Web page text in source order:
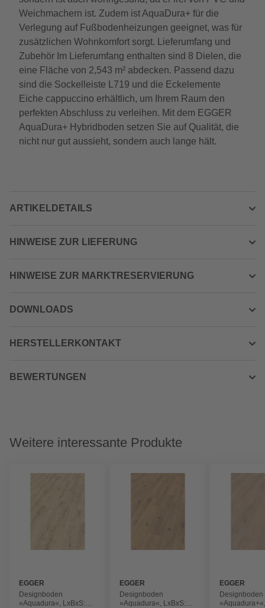
Weichmachern ist. Zudem ist AquaDura+ für die
Verlegung auf Fußbodenheizungen geeignet, was für
zusätzlichen Wohnkomfort sorgt. Lieferumfang und
Zubehör Im Lieferumfang enthalten sind 8 Dielen, die
eine Fläche von 2,543 m² abdecken. Passend dazu
sind die Sockelleiste L719 und die Eckelemente
Eiche cappuccino erhältlich, um Ihrem Raum den
perfekten Abschluss zu verleihen. Mit dem EGGER
AquaDura+ Hybridboden setzen Sie auf Qualität, die
nicht nur gut aussieht, sondern auch lange hält.
ARTIKELDETAILS
HINWEISE ZUR LIEFERUNG
HINWEISE ZUR MARKTRESERVIERUNG
DOWNLOADS
HERSTELLERKONTAKT
BEWERTUNGEN
Weitere interessante Produkte
EGGER
Designboden
»Aquadura«, LxBxS:
EGGER
Designboden
»Aquadura«, LxBxS:
EGGER
Designboden